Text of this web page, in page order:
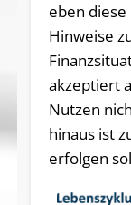
eben
Hinweise
akzeptiert
Nutzen
hinaus ist
erfolgen